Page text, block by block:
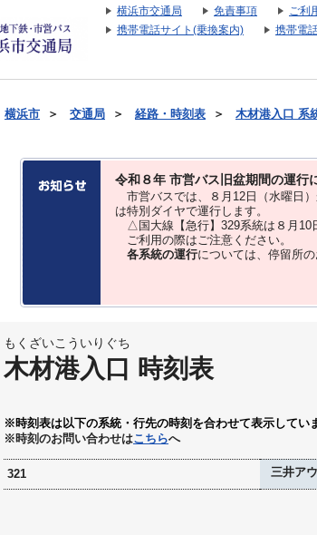
横浜市交通局 免責事項 ご利
携帯電話サイト(乗換案内)
携帯電
横浜市 ＞ 交通局 ＞ 経路・時刻表 ＞ 木材港入口 系
令和８年 市営バス旧盆期間の運行
市営バスでは、８⽉12⽇（水曜日
は特別ダイヤで運⾏します。
△国大線【急行】329系統は８月10
ご利用の際はご注意ください。
各系統の運行については、停留所の
もくざいこういりぐち
木材港入口 時刻表
※時刻表は以下の系統・行先の時刻を合わせて表示してい
※時刻のお問い合わせはこちらへ
321 三井ア